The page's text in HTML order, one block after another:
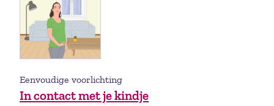
In contact met je kindje
Eenvoudige voorlichting